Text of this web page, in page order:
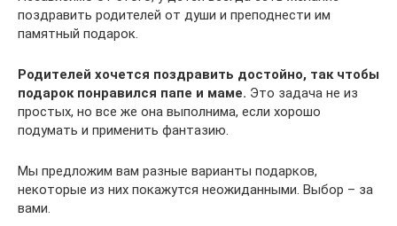
поздравить родителей от души и преподнести им
памятный подарок.
Родителей хочется поздравить достойно, так чтобы
подарок понравился папе и маме. Это задача не из
простых, но все же она выполнима, если хорошо
подумать и применить фантазию.
Мы предложим вам разные варианты подарков,
некоторые из них покажутся неожиданными. Выбор – за
вами.